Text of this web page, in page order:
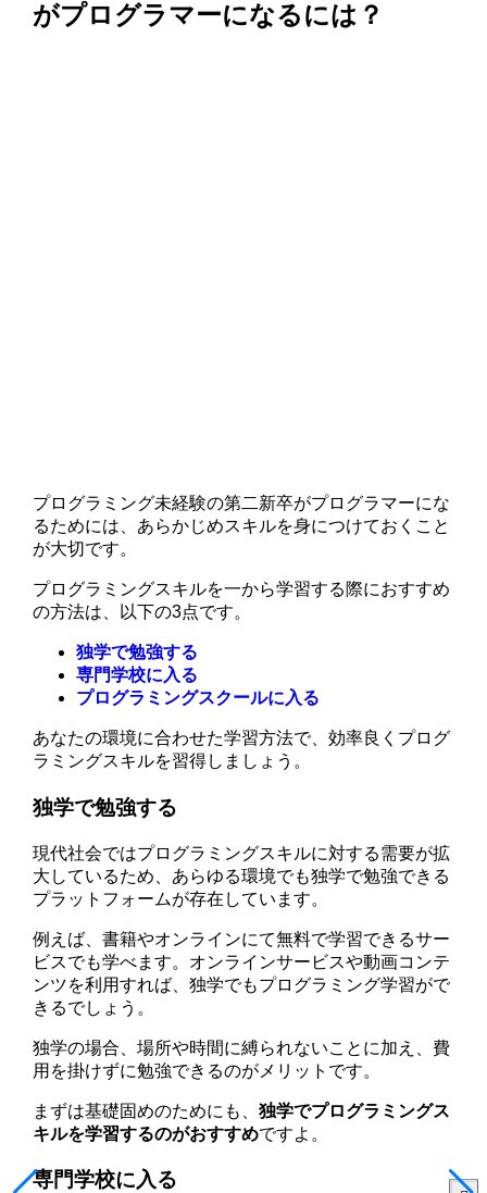
がプログラマーになるには？
プログラミング未経験の第二新卒がプログラマーにな
るためには、あらかじめスキルを身につけておくこと
が大切です。
プログラミングスキルを一から学習する際におすすめ
の方法は、以下の3点です。
独学で勉強する
専門学校に入る
プログラミングスクールに入る
あなたの環境に合わせた学習方法で、効率良くプログ
ラミングスキルを習得しましょう。
独学で勉強する
現代社会ではプログラミングスキルに対する需要が拡
大しているため、あらゆる環境でも独学で勉強できる
プラットフォームが存在しています。
例えば、書籍やオンラインにて無料で学習できるサー
ビスでも学べます。オンラインサービスや動画コンテ
ンツを利用すれば、独学でもプログラミング学習がで
きるでしょう。
独学の場合、場所や時間に縛られないことに加え、費
用を掛けずに勉強できるのがメリットです。
まずは基礎固めのためにも、独学でプログラミングス
キルを学習するのがおすすめですよ。
専門学校に入る